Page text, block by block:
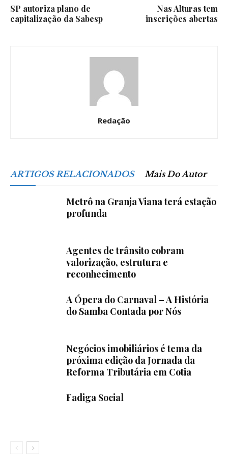
SP autoriza plano de
capitalização da Sabesp
Nas Alturas tem
inscrições abertas
Redação
ARTIGOS RELACIONADOS Mais Do Autor
Metrô na Granja Viana terá estação
profunda
Agentes de trânsito cobram
valorização, estrutura e
reconhecimento
A Ópera do Carnaval – A História
do Samba Contada por Nós
Negócios imobiliários é tema da
próxima edição da Jornada da
Reforma Tributária em Cotia
Fadiga Social